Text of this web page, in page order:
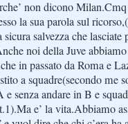
non dicono
la sua parola sul
salvezza che lasciate
noi della Juve
in passato da Roma e
a squadre(secondo
e senza andare in B e
e’ la vita.Abbiamo